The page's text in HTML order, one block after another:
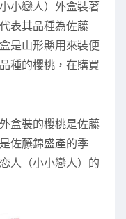
小戀人）外盒裝著
表其品種為佐藤
是山形縣用來裝便
種的櫻桃，在購買
盒裝的櫻桃是佐藤
佐藤錦盛產的季
人（小小戀人）的